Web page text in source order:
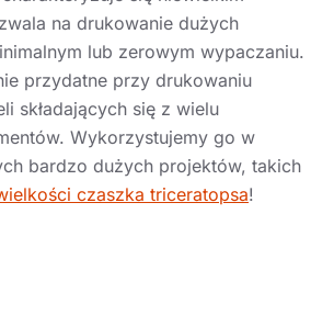
na drukowanie dużych
lub zerowym wypaczaniu.
przydatne przy drukowaniu
składających się z wielu
Wykorzystujemy go w
bardzo dużych projektów, takich
czaszka triceratopsa!